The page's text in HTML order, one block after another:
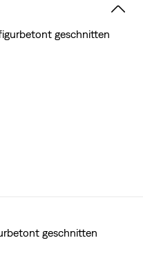
– immer und bei jedem
haben wir
weiche Faser aus
geschnitten
geschnitten